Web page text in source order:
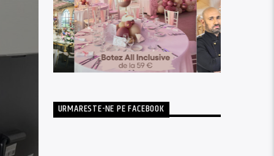
URMARESTE-NE PE FACEBOOK